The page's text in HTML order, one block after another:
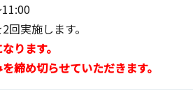
実施します。
ります。
締め切らせていただきます。